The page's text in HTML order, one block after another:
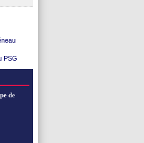
PSG
de